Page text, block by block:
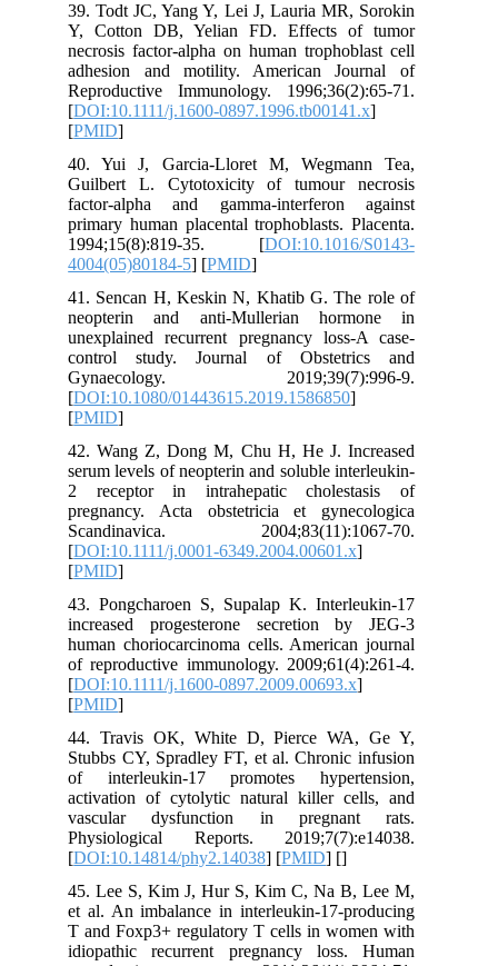
39. Todt JC, Yang Y, Lei J, Lauria MR, Sorokin
Y, Cotton DB, Yelian FD. Effects of tumor
necrosis factor‐alpha on human trophoblast cell
adhesion and motility. American Journal of
Reproductive Immunology. 1996;36(2):65-71.
[DOI:10.1111/j.1600-0897.1996.tb00141.x
[PMID
40. Yui J, Garcia-Lloret M, Wegmann Tea,
Guilbert L. Cytotoxicity of tumour necrosis
factor-alpha and gamma-interferon against
primary human placental trophoblasts. Placenta.
1994;15(8):819-35. [DOI:10.1016/S0143-
4004(05)80184-5] [PMID
41. Sencan H, Keskin N, Khatib G. The role of
neopterin and anti-Mullerian hormone in
unexplained recurrent pregnancy loss-A case-
control study. Journal of Obstetrics and
Gynaecology. 2019;39(7):996-9.
[DOI:10.1080/01443615.2019.1586850
[PMID
42. Wang Z, Dong M, Chu H, He J. Increased
serum levels of neopterin and soluble interleukin-
2 receptor in intrahepatic cholestasis of
pregnancy. Acta obstetricia et gynecologica
Scandinavica. 2004;83(11):1067-70.
[DOI:10.1111/j.0001-6349.2004.00601.x
[PMID
43. Pongcharoen S, Supalap K. Interleukin‐17
increased progesterone secretion by JEG‐3
human choriocarcinoma cells. American journal
of reproductive immunology. 2009;61(4):261-4.
[DOI:10.1111/j.1600-0897.2009.00693.x
[PMID
44. Travis OK, White D, Pierce WA, Ge Y,
Stubbs CY, Spradley FT, et al. Chronic infusion
of interleukin‐17 promotes hypertension,
activation of cytolytic natural killer cells, and
vascular dysfunction in pregnant rats.
Physiological Reports. 2019;7(7):e14038.
[DOI:10.14814/phy2.14038] [PMID] [
45. Lee S, Kim J, Hur S, Kim C, Na B, Lee M,
et al. An imbalance in interleukin-17-producing
T and Foxp3+ regulatory T cells in women with
idiopathic recurrent pregnancy loss. Human